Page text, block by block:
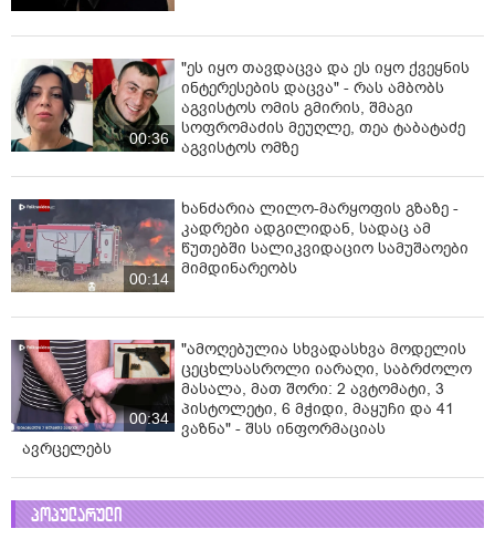
00:36
"ეს იყო თავდაცვა და ეს იყო ქვეყნის
ინტერესების დაცვა" - რას ამბობს
აგვისტოს ომის გმირის, შმაგი
სოფრომაძის მეუღლე, თეა ტაბატაძე
აგვისტოს ომზე
00:14
ხანძარია ლილო-მარყოფის გზაზე -
კადრები ადგილიდან, სადაც ამ
წუთებში სალიკვიდაციო სამუშაოები
მიმდინარეობს
00:34
"ამოღებულია სხვადასხვა მოდელის
ცეცხლსასროლი იარაღი, საბრძოლო
მასალა, მათ შორი: 2 ავტომატი, 3
პისტოლეტი, 6 მჭიდი, მაყუჩი და 41
ვაზნა" - შსს ინფორმაციას
ავრცელებს
პოპულარული